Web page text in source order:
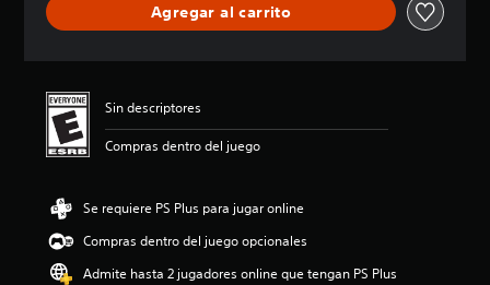
i
a
c
o
s
Agregar al carrito
Sin descriptores
Compras dentro del juego
Se requiere PS Plus para jugar online
Compras dentro del juego opcionales
Admite hasta 2 jugadores online que tengan PS Plus